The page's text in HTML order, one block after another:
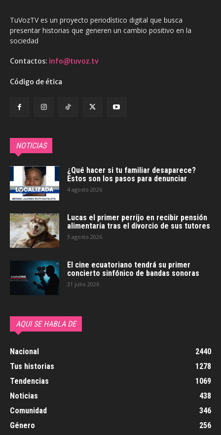
TuVozTV es un proyecto periodístico digital que busca
presentar historias que generen un cambio positivo en la
sociedad
Contactos: info@tuvoz.tv
Código de ética
NOTICIAS
¿Qué hacer si tu familiar desaparece?
Estos son los pasos para denunciar
4 agosto 2026
Lucas el primer perrijo en recibir pensión
alimentaria tras el divorcio de sus tutores
3 agosto 2026
El cine ecuatoriano tendrá su primer
concierto sinfónico de bandas sonoras
31 julio 2026
AQUI SE HABLA DE
Nacional
2440
Tus historias
1278
Tendencias
1069
Noticias
438
Comunidad
346
Género
256